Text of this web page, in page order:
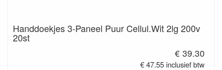
Handdoekjes 3-Paneel Puur Cellul.Wit 2lg 200v
20st
€ 39.30
€ 47.55 inclusief btw